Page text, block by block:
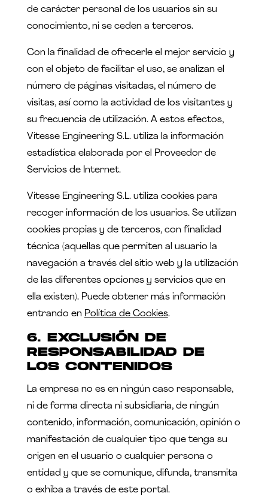
de carácter personal de los usuarios sin su
conocimiento, ni se ceden a terceros.
Con la finalidad de ofrecerle el mejor servicio y
con el objeto de facilitar el uso, se analizan el
número de páginas visitadas, el número de
visitas, así como la actividad de los visitantes y
su frecuencia de utilización. A estos efectos,
Vitesse Engineering S.L. utiliza la información
estadística elaborada por el Proveedor de
Servicios de Internet.
Vitesse Engineering S.L. utiliza cookies para
recoger información de los usuarios. Se utilizan
cookies propias y de terceros, con finalidad
técnica (aquellas que permiten al usuario la
navegación a través del sitio web y la utilización
de las diferentes opciones y servicios que en
ella existen). Puede obtener más información
entrando en Política de Cookies.
6. EXCLUSIÓN DE
RESPONSABILIDAD DE
LOS CONTENIDOS
La empresa no es en ningún caso responsable,
ni de forma directa ni subsidiaria, de ningún
contenido, información, comunicación, opinión o
manifestación de cualquier tipo que tenga su
origen en el usuario o cualquier persona o
entidad y que se comunique, difunda, transmita
o exhiba a través de este portal.